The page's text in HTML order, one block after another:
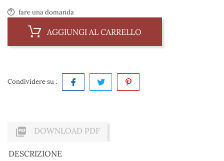
fare una domanda
AGGIUNGI AL CARRELLO
Condividere su :
 DOWNLOAD PDF
DESCRIZIONE